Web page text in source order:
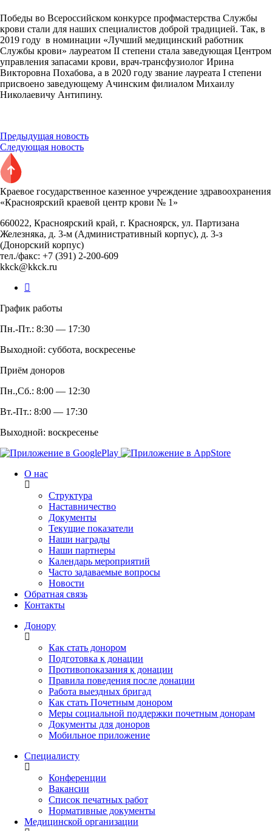
Победы во Всероссийском конкурсе профмастерства Службы
крови стали для наших специалистов доброй традицией. Так, в
2019 году в номинации «Лучший медицинский работник
Службы крови» лауреатом II степени стала заведующая Центром
управления запасами крови, врач-трансфузиолог Ирина
Викторовна Похабова, а в 2020 году звание лауреата I степени
присвоено заведующему Ачинским филиалом Михаилу
Николаевичу Антипину.
Предыдущая новость
Следующая новость
Краевое государственное казенное учреждение здравоохранения
«Красноярский краевой центр крови № 1»
660022, Красноярский край, г. Красноярск, ул. Партизана
Железняка, д. 3-м (Административный корпус), д. 3-з
(Донорский корпус)
тел./факс: +7 (391) 2-200-609
kkck@kkck.ru
График работы
Пн.-Пт.: 8:30 — 17:30
Выходной: суббота, воскресенье
Приём доноров
Пн.,Сб.: 8:00 — 12:30
Вт.-Пт.: 8:00 — 17:30
Выходной: воскресенье
О нас
Структура
Наставничество
Документы
Текущие показатели
Наши награды
Наши партнеры
Календарь мероприятий
Часто задаваемые вопросы
Новости
Обратная связь
Контакты
Донору
Как стать донором
Подготовка к донации
Противопоказания к донации
Правила поведения после донации
Работа выездных бригад
Как стать Почетным донором
Меры социальной поддержки почетным донорам
Документы для доноров
Мобильное приложение
Специалисту
Конференции
Вакансии
Список печатных работ
Нормативные документы
Медицинской организации